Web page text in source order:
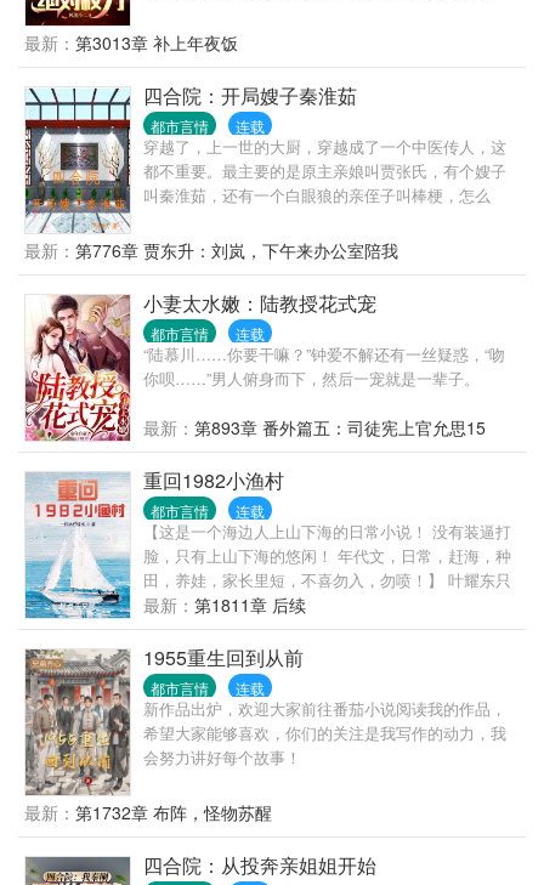
最新： 第3013章 补上年夜饭
四合院：开局嫂子秦淮茹
都市言情 连载
穿越了，上一世的大厨，穿越成了一个中医传人，这
都不重要。最主要的是原主亲娘叫贾张氏，有个嫂子
叫秦淮茹，还有一个白眼狼的亲侄子叫棒梗，怎么
最新： 第776章 贾东升：刘岚，下午来办公室陪我
小妻太水嫩：陆教授花式宠
都市言情 连载
“陆慕川……你要干嘛？”钟爱不解还有一丝疑惑，“吻
你呗……”男人俯身而下，然后一宠就是一辈子。
最新： 第893章 番外篇五：司徒宪上官允思15
重回1982小渔村
都市言情 连载
【这是一个海边人上山下海的日常小说！ 没有装逼打
脸，只有上山下海的悠闲！ 年代文，日常，赶海，种
田，养娃，家长里短，不喜勿入，勿喷！】 叶耀东只
是睡不着觉，想着去甲板上吹吹风，尿个尿，没想到
掉海里回到了1982年。 还是那个熟悉的小渔村，只是
他已经不是年轻时候的他了。 混账了半辈子，这回他
想好好来过的，只是怎么一个个都不相信呢…… 上辈
子没出息，这辈子他也没什么大理想大志向，只想挽
回遗憾，跟老婆好好过日子，一家子平安喜乐就好。
【说明一下，改笔名了，原来是叫“一杯冰柠檬水”，现
在改为“米饭的米”】
最新： 第1811章 后续
1955重生回到从前
都市言情 连载
新作品出炉，欢迎大家前往番茄小说阅读我的作品，
希望大家能够喜欢，你们的关注是我写作的动力，我
会努力讲好每个故事！
最新： 第1732章 布阵，怪物苏醒
四合院：从投奔亲姐姐开始